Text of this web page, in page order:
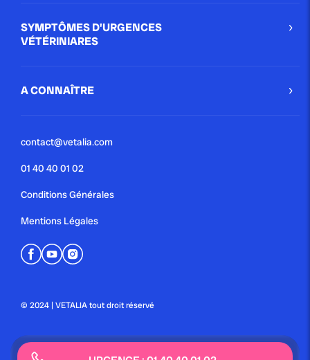
SYMPTÔMES D'URGENCES
VÉTÉRINIARES
A CONNAÎTRE
contact@vetalia.com
01 40 40 01 02
Conditions Générales
Mentions Légales
© 2024 | VETALIA tout droit réservé